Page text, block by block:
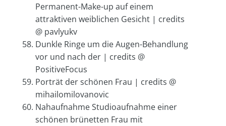
Permanent-Make-up auf einem
attraktiven weiblichen Gesicht | credits
@ pavlyukv
Dunkle Ringe um die Augen-Behandlung
vor und nach der | credits @
PositiveFocus
Porträt der schönen Frau | credits @
mihailomilovanovic
Nahaufnahme Studioaufnahme einer
schönen brünetten Frau mit